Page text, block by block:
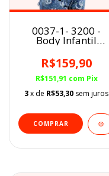
0037-1- 3200 -
Body Infantil
Country&Cia Verde
Água Pedraria
R$159,90
R$151,91 com Pix
3x de R$53,30 sem juros
COMPRAR